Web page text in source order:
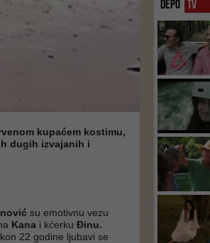
kupaćem kostimu,
dugih izvajanih i
su emotivnu vezu
Kana i kćerku Đinu.
22 godine ljubavi se
DEPO TV